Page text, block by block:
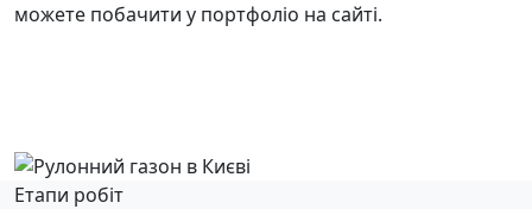
можете побачити у портфоліо на сайті.
Етапи робіт